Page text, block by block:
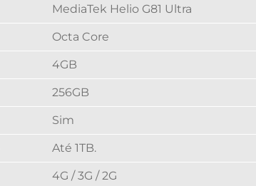
MediaTek Helio G81 Ultra
Octa Core
4GB
256GB
Sim
Até 1TB.
4G / 3G / 2G